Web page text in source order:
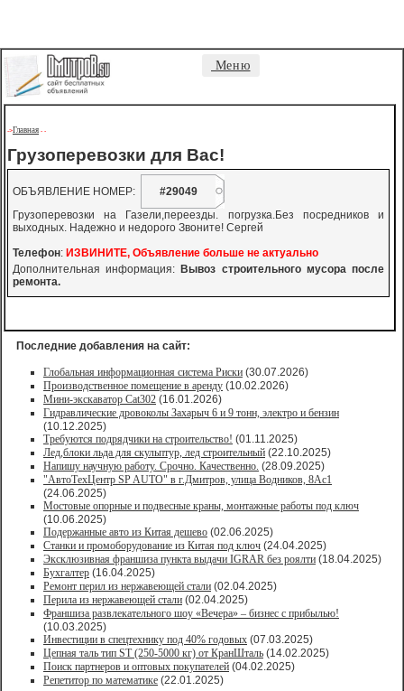
Меню
->Главная - -
Грузоперевозки для Вас!
ОБЪЯВЛЕНИЕ НОМЕР:
#29049
Грузоперевозки на Газели,переезды. погрузка.Без посредников и
выходных. Надежно и недорого Звоните! Сергей
Телефон: ИЗВИНИТЕ, Объявление больше не актуально
Дополнительная информация: Вывоз строительного мусора после
ремонта.
Последние добавления на сайт:
Глобальная информационная система Риски (30.07.2026)
Производственное помещение в аренду (10.02.2026)
Мини-экскаватор Cat302 (16.01.2026)
Гидравлические дровоколы Захарыч 6 и 9 тонн, электро и бензин
(10.12.2025)
Требуются подрядчики на строительство! (01.11.2025)
Лед,блоки льда для скульптур, лед строительный (22.10.2025)
Напишу научную работу. Срочно. Качественно. (28.09.2025)
"АвтоТехЦентр SP AUTO" в г.Дмитров, улица Водников, 8Ас1
(24.06.2025)
Мостовые опорные и подвесные краны, монтажные работы под ключ
(10.06.2025)
Подержанные авто из Китая дешево (02.06.2025)
Станки и промоборудование из Китая под ключ (24.04.2025)
Эксклюзивная франшиза пункта выдачи IGRAR без роялти (18.04.2025)
Бухгалтер (16.04.2025)
Ремонт перил из нержавеющей стали (02.04.2025)
Перила из нержавеющей стали (02.04.2025)
Франшиза развлекательного шоу «Вечера» – бизнес с прибылью!
(10.03.2025)
Инвестиции в спецтехнику под 40% годовых (07.03.2025)
Цепная таль тип ST (250-5000 кг) от КранШталь (14.02.2025)
Поиск партнеров и оптовых покупателей (04.02.2025)
Репетитор по математике (22.01.2025)